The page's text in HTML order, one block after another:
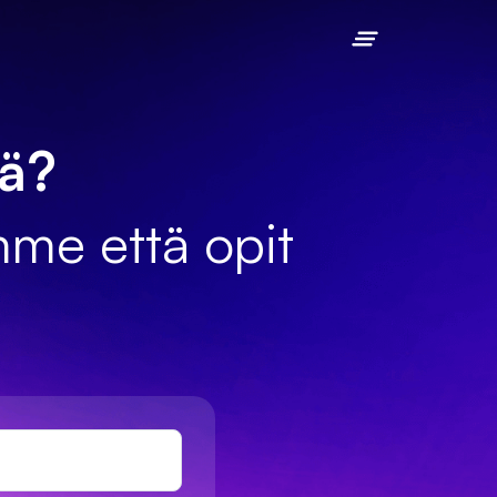
että opit